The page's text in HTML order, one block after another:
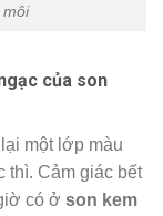
của son
một lớp màu
thì. Cảm giác bết
có ở son kem